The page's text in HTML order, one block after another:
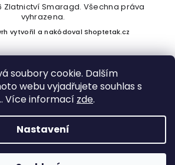
soubory cookie. Dalším
webu vyjadřujete souhlas s
Více informací zde.
Nastavení
Vytvořil Shoptet
Zlatnictví Smaragd. Všechna práva
vyhrazena.
vytvořil a nakódovalShoptetak.cz
tržeb je prodávající povinen vystavit
Zároveň je povinen zaevidovat přijatou
online; v případě technického výpadku